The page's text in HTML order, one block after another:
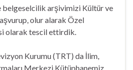
belgeselcilik arşivimizi Kültür ve
olur alarak Özel
olarak tescil ettirdik.
Kurumu (TRT) da İlim,
Merkezi Kütüphanemiz